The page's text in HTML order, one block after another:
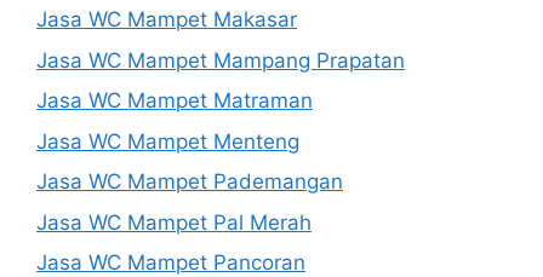
Jasa WC Mampet Makasar
Jasa WC Mampet Mampang Prapatan
Jasa WC Mampet Matraman
Jasa WC Mampet Menteng
Jasa WC Mampet Pademangan
Jasa WC Mampet Pal Merah
Jasa WC Mampet Pancoran